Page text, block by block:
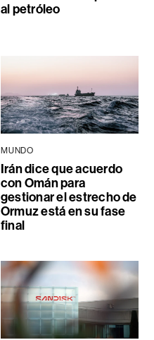
al petróleo
MUNDO
Irán dice que acuerdo
con Omán para
gestionar el estrecho de
Ormuz está en su fase
final